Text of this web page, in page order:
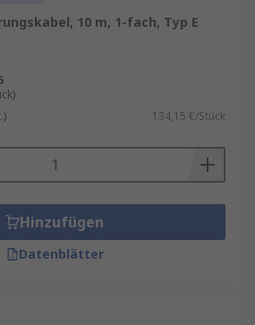
10 m, 1-fach, Typ E
134,15 €/Stück
Hinzufügen
Datenblätter